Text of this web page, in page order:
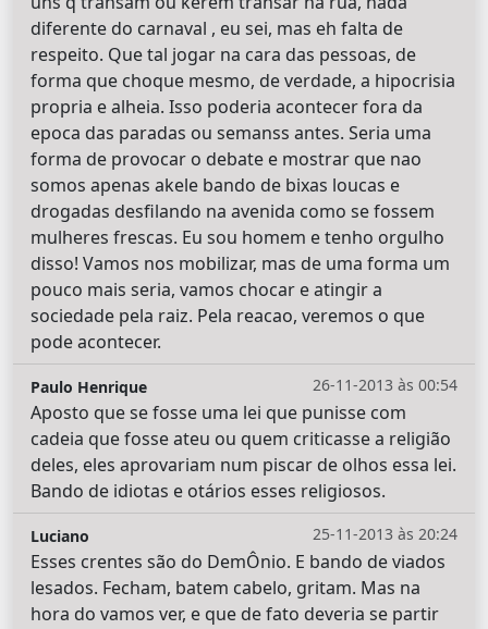
diferente do carnaval , eu sei, mas eh falta de
respeito. Que tal jogar na cara das pessoas, de
forma que choque mesmo, de verdade, a hipocrisia
propria e alheia. Isso poderia acontecer fora da
epoca das paradas ou semanss antes. Seria uma
forma de provocar o debate e mostrar que nao
somos apenas akele bando de bixas loucas e
drogadas desfilando na avenida como se fossem
mulheres frescas. Eu sou homem e tenho orgulho
disso! Vamos nos mobilizar, mas de uma forma um
pouco mais seria, vamos chocar e atingir a
sociedade pela raiz. Pela reacao, veremos o que
pode acontecer.
26-11-2013 às 00:54
Paulo Henrique
Aposto que se fosse uma lei que punisse com
cadeia que fosse ateu ou quem criticasse a religião
deles, eles aprovariam num piscar de olhos essa lei.
Bando de idiotas e otários esses religiosos.
25-11-2013 às 20:24
Luciano
Esses crentes são do DemÔnio. E bando de viados
lesados. Fecham, batem cabelo, gritam. Mas na
hora do vamos ver, e que de fato deveria se partir